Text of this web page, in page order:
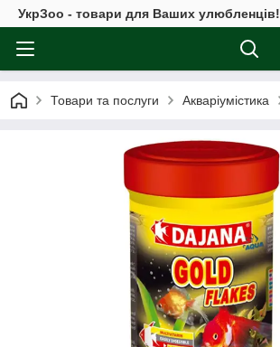
УкрЗоо - товари для Ваших улюбленців!
Товари та послуги Акваріумістика